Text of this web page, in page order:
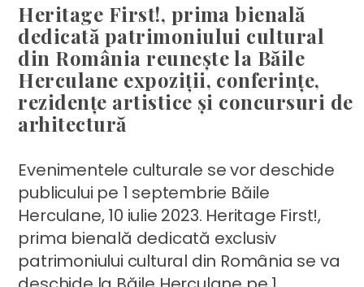
Heritage First!, prima bienală
dedicată patrimoniului cultural
din România reunește la Băile
Herculane expoziții, conferințe,
rezidențe artistice și concursuri de
arhitectură
Evenimentele culturale se vor deschide
publicului pe 1 septembrie Băile
Herculane, 10 iulie 2023. Heritage First!,
prima bienală dedicată exclusiv
patrimoniului cultural din România se va